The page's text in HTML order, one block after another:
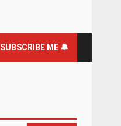
SUBSCRIBE ME 🔔